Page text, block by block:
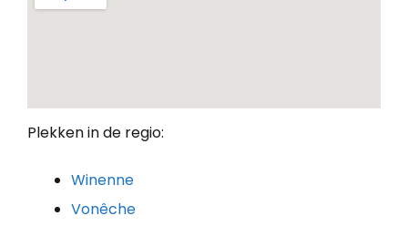
Plekken in de regio:
Winenne
Vonêche